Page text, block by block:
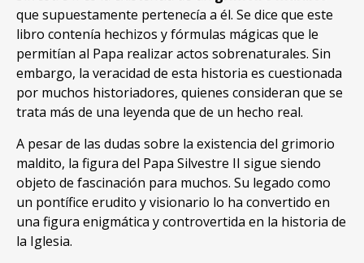
que supuestamente pertenecía a él. Se dice que este
libro contenía hechizos y fórmulas mágicas que le
permitían al Papa realizar actos sobrenaturales. Sin
embargo, la veracidad de esta historia es cuestionada
por muchos historiadores, quienes consideran que se
trata más de una leyenda que de un hecho real.
A pesar de las dudas sobre la existencia del grimorio
maldito, la figura del Papa Silvestre II sigue siendo
objeto de fascinación para muchos. Su legado como
un pontífice erudito y visionario lo ha convertido en
una figura enigmática y controvertida en la historia de
la Iglesia.